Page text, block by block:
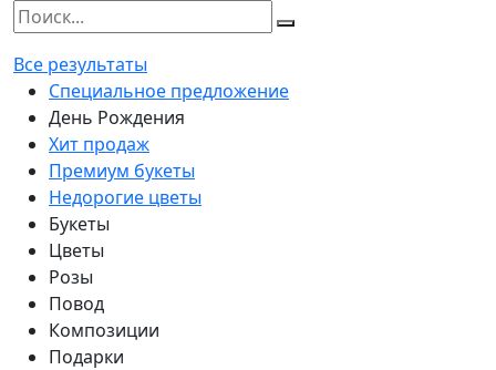
Все результаты
Специальное предложение
День Рождения
Хит продаж
Премиум букеты
Недорогие цветы
Букеты
Цветы
Розы
Повод
Композиции
Подарки